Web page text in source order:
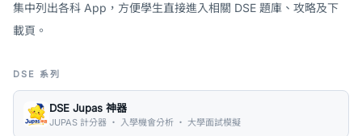
集中列出各科 App，方便學生直接進入相關 DSE 題庫、攻略及下
載頁。
DSE 系列
DSE Jupas 神器
JUPAS 計分器 ・ 入學機會分析 ・ 大學面試模擬